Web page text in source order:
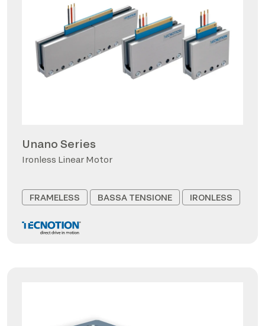
Unano Series
Ironless Linear Motor
FRAMELESS BASSA TENSIONE IRONLESS